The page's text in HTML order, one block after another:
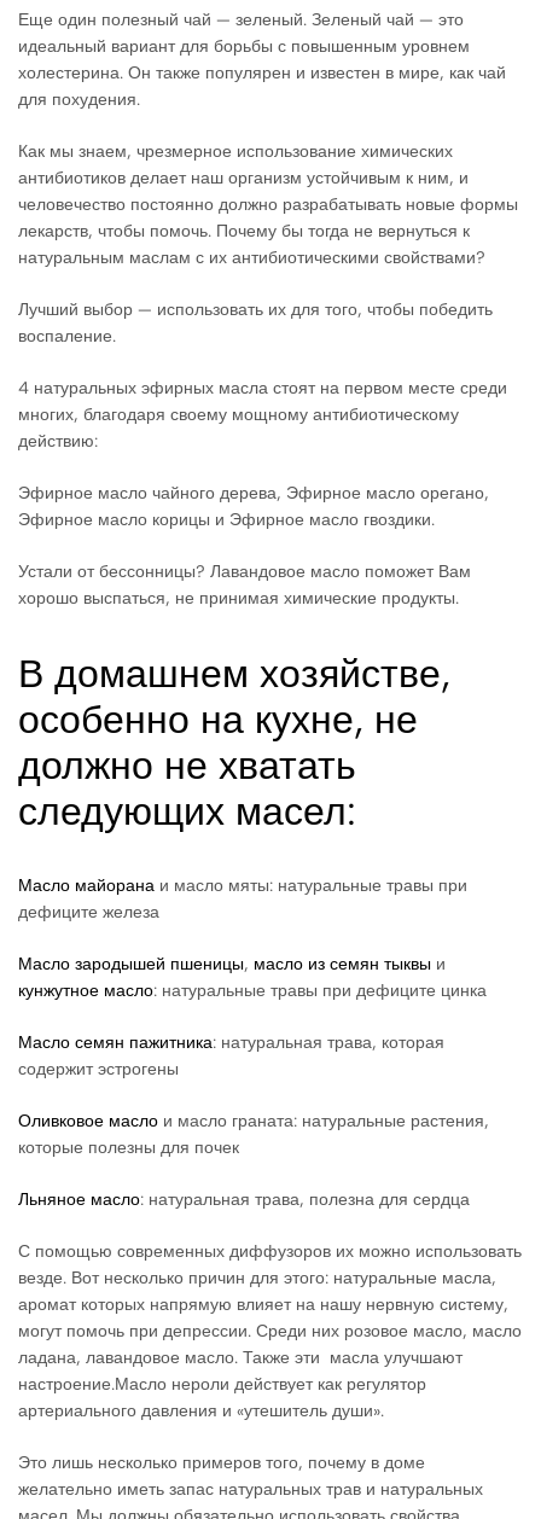
Еще один полезный чай — зеленый. Зеленый чай — это
идеальный вариант для борьбы с повышенным уровнем
холестерина. Он также популярен и известен в мире, как чай
для похудения.
Как мы знаем, чрезмерное использование химических
антибиотиков делает наш организм устойчивым к ним, и
человечество постоянно должно разрабатывать новые формы
лекарств, чтобы помочь. Почему бы тогда не вернуться к
натуральным маслам с их антибиотическими свойствами?
Лучший выбор — использовать их для того, чтобы победить
воспаление.
4 натуральных эфирных масла стоят на первом месте среди
многих, благодаря своему мощному антибиотическому
действию:
Эфирное масло чайного дерева, Эфирное масло орегано,
Эфирное масло корицы и Эфирное масло гвоздики.
Устали от бессонницы? Лавандовое масло поможет Вам
хорошо выспаться, не принимая химические продукты.
В домашнем хозяйстве,
особенно на кухне, не
должно не хватать
следующих масел:
Масло майорана и масло мяты: натуральные травы при
дефиците железа
Масло зародышей пшеницы, масло из семян тыквы и
кунжутное масло: натуральные травы при дефиците цинка
Масло семян пажитника: натуральная трава, которая
содержит эстрогены
Оливковое масло и масло граната: натуральные растения,
которые полезны для почек
Льняное масло: натуральная трава, полезна для сердца
С помощью современных диффузоров их можно использовать
везде. Вот несколько причин для этого: натуральные масла,
аромат которых напрямую влияет на нашу нервную систему,
могут помочь при депрессии. Среди них розовое масло, масло
ладана, лавандовое масло. Также эти масла улучшают
настроение.Масло нероли действует как регулятор
артериального давления и «утешитель души».
Это лишь несколько примеров того, почему в доме
желательно иметь запас натуральных трав и натуральных